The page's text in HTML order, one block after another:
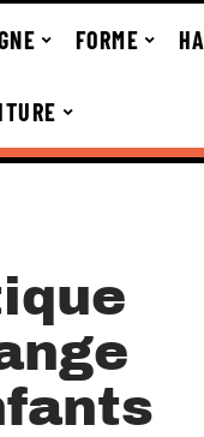
FORME